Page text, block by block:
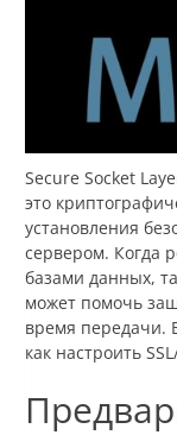
Secure Socket
это
установления
сервером. Когда
базами данных,
может помочь
время передачи.
как настроить